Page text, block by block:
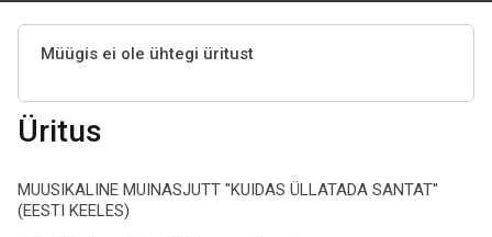
Müügis ei ole ühtegi üritust
Üritus
MUUSIKALINE MUINASJUTT "KUIDAS ÜLLATADA SANTAT"
(EESTI KEELES)